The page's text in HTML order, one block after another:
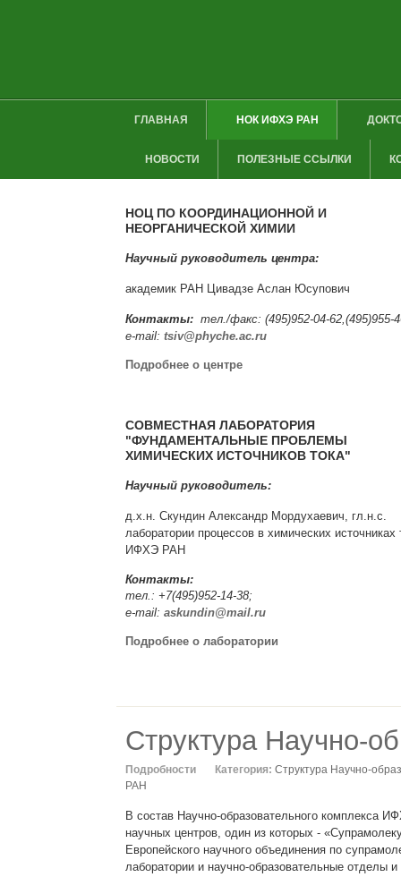
ГЛАВНАЯ НОК ИФХЭ РАН
НОВОСТИ ПОЛЕЗНЫЕ ССЫЛКИ
НОЦ ПО КООРДИНАЦИОННОЙ И
НЕОРГАНИЧЕСКОЙ ХИМИИ
Научный руководитель центра:
академик РАН Цивадзе Аслан Юсупович
Контакты: тел./факс: (495)952-04-62,(495)955-
e-mail: tsiv@phyche.ac.ru
Подробнее о центре
СОВМЕСТНАЯ ЛАБОРАТОРИЯ
"ФУНДАМЕНТАЛЬНЫЕ ПРОБЛЕМЫ
ХИМИЧЕСКИХ ИСТОЧНИКОВ ТОКА"
Научный руководитель:
д.х.н. Скундин Александр Мордухаевич, гл.н.с.
лаборатории процессов в химических источниках
ИФХЭ РАН
Контакты:
тел.: +7(495)952-14-38;
e-mail: askundin@mail.ru
Подробнее о лаборатории
Структура Научно-
Подробности Категория: Структура Научно-
РАН
В состав Научно-образовательного комплекса
научных центров, один из которых -
Европейского научного объединения по
лаборатории и научно-образовательные отделы